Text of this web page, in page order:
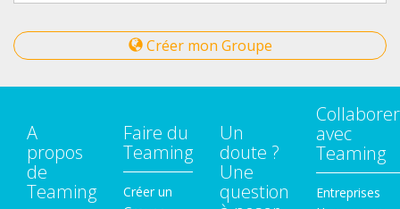
Créer mon Groupe
A
propos
de
Teaming
Faire du
Teaming
Créer un
Un
doute ?
Une
question
Collaborer
avec
Teaming
Entreprises